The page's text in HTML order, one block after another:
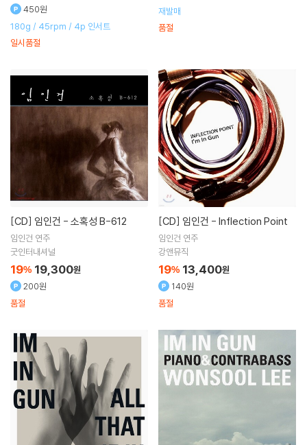
450원
180g / 45rpm / 4p 인서트
일시품절
재발매
품절
[CD] 임인건 - 소혹성 B-612
임인건 연주
굿인터내셔널
19% 19,300원
200원
품절
[CD] 임인건 - Inflection Point
임인건 연주
강앤뮤직
19% 13,400원
140원
품절